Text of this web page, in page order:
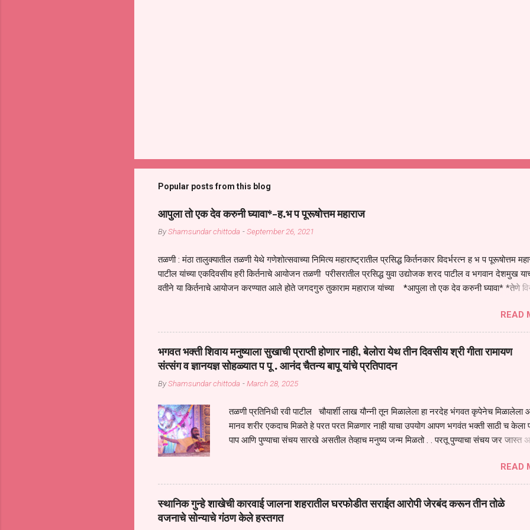
Popular posts from this blog
आपुला तो एक देव करुनी घ्यावा*-ह.भ प पूरूषोत्तम महाराज
ByShamsundar chittoda -September 26, 2021
तळणी : मंठा तालुक्यातील तळणी येथे गणेशोत्सवाच्या निमित्य महाराष्ट्रातील प्रसिद्ध किर्तनकार विदर्भरत्न ह भ प पूरूषोत्तम
पाटील यांच्या एकदिवसीय हरी किर्तनाचे आयोजन तळणी परीसरातील प्रसिद्ध युवा उद्योजक शरद पाटील व भगवान देशमुख
वतीने या किर्तनाचे आयोजन करण्यात आले होते जगदगुरु तुकाराम महाराज यांच्या *आपुला तो एक देव करुनी घ्यावा* *तेणे
जातीच्या परीक्षेचा काळ आहे धर्ममंडपात बसलेली लोक ही खरच भाग्यवान आहेत कोरोना सारख्या महामारीत आपंण जिवंत आहोत
महामारीतून जर आपल्याला वाचायचे असेल तर धार्मीक विचाराचा आधार आपल्याला घ्यावाच लागेल महामारीच्या काळात वारकरी
सप्रदायच खूप मोठा आधार आहे सध्य स्थितीत मानव जातीची मानसीक अवस्था सक्षम असणे गरजेचे आहे कोरोना ने मानवी
गरजा कीती कमी आहेत यांची जाणीव आपल्या सगळ्याना करून दीली आहे मनुष्याच्या आयुष्यातील नामसाधना ही त्याच्यासाठी
आधार असते परतू आज काल तीच साधना करण्याचा आळस आ...
READ
भगवत भक्ती शिवाय मनुष्याला सुखाची प्राप्ती होणार नाही, बेलोरा येथ तीन दिवसीय श्री गीता रामायण
संत्संग व ज्ञानयज्ञ सोहळ्यात प पू . आनंद चैतन्य बापू यांचे प्रतिपादन
ByShamsundar chittoda -March 28, 2025
तळणी प्रतिनिधी रवी पाटील चौयार्शी लाख यौन्नी तून मिळालेला हा नरदेह भंगवत कृपेनेच मिळालेला
मानव शरीर एकदाच मिळते हे परत परत मिळणार नाही याचा उपयोग आपण भगवंत भक्ती साठी च केला
पाप आणि पुण्याचा संचय सारखे असतील तेव्हाच मनुष्य जन्म मिळतो . . परतू पुण्याचा संचय जर जास्त
शरिराला इंतर सुंगधाचे व्यसन लागण्यापेक्षा भगवत भंक्ती चे व व्यसन लावा म्हणजे या नरदेहाचा उपयोग
चार कुपा या मनुष्यावर होत असतात यापैकी भगवत कृपा ही पुण्यवानालाच होत असते . भगवंताच्या
नरदेहाचा उद्धार होतो गरज आहे त्याला मनापासून आळवण्याची असे प्रतिपादन प पू चेतन्य बापू याचे
शिष्य आनंद चैतन्य बापू यांनी तळणी येथून जवळच असलेल्या बेलोरा येथे केले तीन दिवसीय
संत्संगाचे आयोजन करण्यात आले आहे . या कलयुगात प्रत्येक मनुष्य दुःखी आहे थोडे थोडे सगळेच
READ
स्थानिक गुन्हे शाखेची कारवाई जालना शहरातील घरफोडीत सराईत आरोपी जेरबंद करून तीन तोळे
वजनाचे सोन्याचे गंठण केले हस्तगत